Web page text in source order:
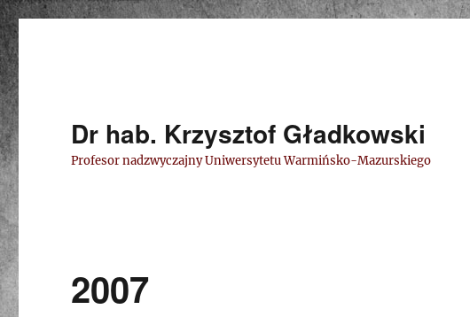
Dr hab. Krzysztof Gładkowski
Profesor nadzwyczajny Uniwersytetu Warmińsko-Mazurskiego
2007